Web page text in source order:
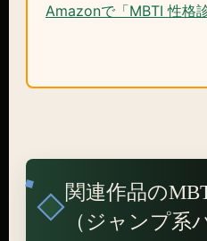
Amazonで「MBTI 性格
関連作品の
（ジャンプ系